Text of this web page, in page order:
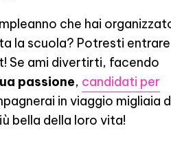
che hai
la scuola? Potresti
Se ami divertirti, facendo
passione, candidati per
in viaggio migliaia
bella della loro vita!